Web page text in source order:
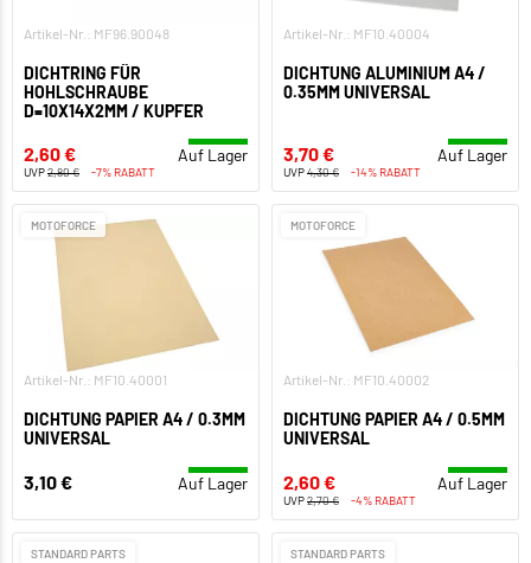
Artikel-Nr.: MF96.90048
DICHTRING FÜR
HOHLSCHRAUBE
D=10X14X2MM / KUPFER
2,60 € Auf Lager
UVP2,80 € -7% RABATT
Artikel-Nr.: MF10.40004
DICHTUNG ALUMINIUM A4 /
0.35MM UNIVERSAL
3,70 € Auf Lager
UVP4,30 € -14% RABATT
MOTOFORCE
Artikel-Nr.: MF10.40001
DICHTUNG PAPIER A4 / 0.3MM
UNIVERSAL
3,10 € Auf Lager
MOTOFORCE
Artikel-Nr.: MF10.40002
DICHTUNG PAPIER A4 / 0.5MM
UNIVERSAL
2,60 € Auf Lager
UVP2,70 € -4% RABATT
STANDARD PARTS STANDARD PARTS